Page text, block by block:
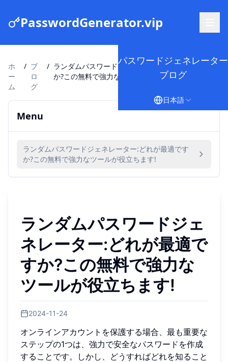
PasswordGenerator.vip
パスワードジェネレーター
ブログ
日本語
ホ
ー
ム
/ ブ
ロ
グ
/ ランダムパスワードジェネレーター:どれが最適です
か?この無料で強力なツールが役立ちます!
Menu
ランダムパスワードジェネレーター:どれが最適です
か?この無料で強力なツールが役立ちます!
ランダムパスワードジェ
ネレーター:どれが最適で
すか?この無料で強力な
ツールが役立ちます!
2024-11-24
オンラインアカウントを保護する場合、最も重要な
ステップの1つは、強力で安全なパスワードを作成
することです。しかし、どうすればどれを知ること